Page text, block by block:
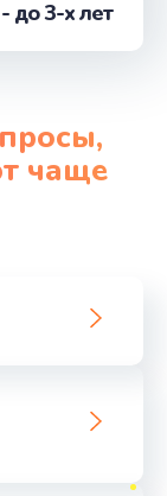
до 3-х лет
чаще